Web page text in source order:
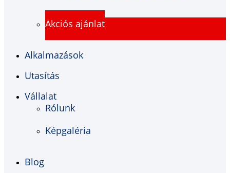
Akciós ajánlat
Alkalmazások
Utasítás
Vállalat
Rólunk
Képgaléria
Blog